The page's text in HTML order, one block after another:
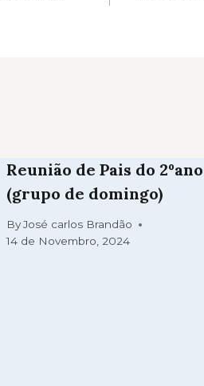
Reunião de Pais do 2ºano
(grupo de domingo)
ByJosé carlos Brandão
14 de Novembro, 2024